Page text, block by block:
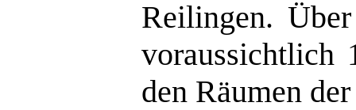
Reilingen.
voraussichtlich
den Räumen